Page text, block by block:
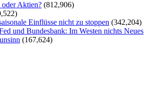
Aktien? (812,906)
Einflüsse nicht zu stoppen (342,204)
und Bundesbank: Im Westen nichts Neues
(167,624)